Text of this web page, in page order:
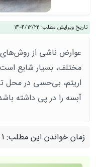
تاریخ ویرایش مطلب: 1404/12/22
عوارض ناشی ‌از روش‌های
مختلف، بسیار شایع
اریتم، بی‌حسی در محل
آبسه را در پی داشته
زمان خواندن این مطلب: 1 دقیقه